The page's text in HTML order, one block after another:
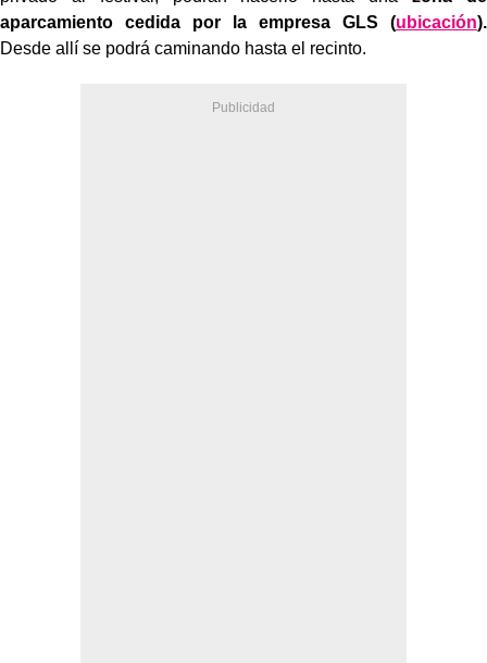
aparcamiento cedida por la empresa GLS (ubicación).
Desde allí se podrá caminando hasta el recinto.